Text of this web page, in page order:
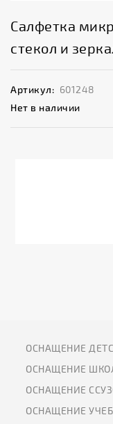
Салфетка
стекол и
Артикул: 601248
Нет в наличии
ОСНАЩЕНИЕ
ОСНАЩЕНИЕ
ОСНАЩЕНИЕ
ОСНАЩЕНИЕ